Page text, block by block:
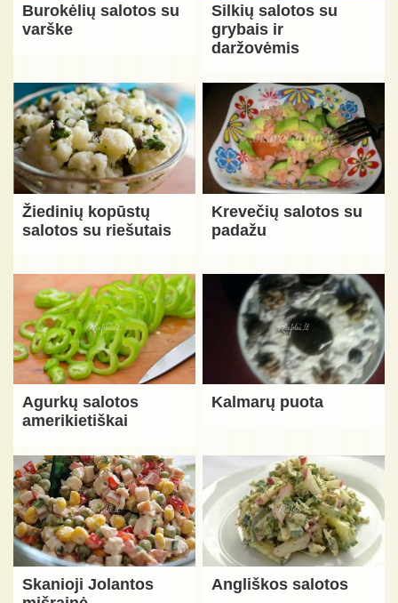
Burokėlių salotos su
varške
Silkių salotos su
grybais ir
daržovėmis
Žiedinių kopūstų
salotos su riešutais
Krevečių salotos su
padažu
Agurkų salotos
amerikietiškai
Kalmarų puota
Skanioji Jolantos
Angliškos salotos